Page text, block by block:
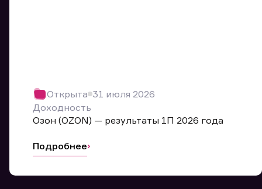
Открыта 31 июля 2026
Доходность
Озон (OZON) — результаты 1П 2026 года
Подробнее
Мы